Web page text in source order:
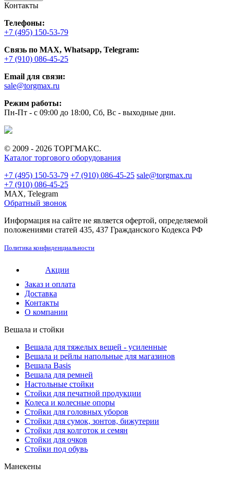
Контакты
Телефоны:
+7 (495) 150-53-79
Связь по MAX, Whatsapp, Telegram:
+7 (910) 086-45-25
Email для связи:
sale@torgmax.ru
Режим работы:
Пн-Пт - с 09:00 до 18:00, Сб, Вс - выходные дни.
© 2009 - 2026 ТОРГМАКС.
Каталог торгового оборудования
+7 (495) 150-53-79 +7 (910) 086-45-25 sale@torgmax.ru
+7 (910) 086-45-25
MAX, Telegram
Обратный звонок
Информация на сайте не является офертой, определяемой
положениями статей 435, 437 Гражданского Кодекса РФ
Политика конфиденциальности
Акции
Заказ и оплата
Доставка
Контакты
О компании
Вешала и стойки
Вешала для тяжелых вещей - усиленные
Вешала и рейлы напольные для магазинов
Вешала Basis
Вешала для ремней
Настольные стойки
Стойки для печатной продукции
Колеса и колесные опоры
Стойки для головных уборов
Стойки для сумок, зонтов, бижутерии
Стойки для колготок и семян
Стойки для очков
Стойки под обувь
Манекены